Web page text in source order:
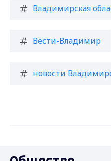
Владимирская
Вести-Владимир
новости